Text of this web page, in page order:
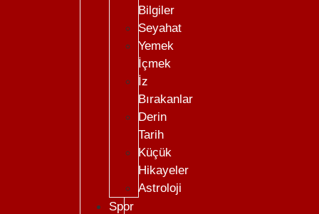
Bilgiler
Seyahat
Yemek
İçmek
İz
Bırakanlar
Derin
Tarih
Küçük
Hikayeler
Astroloji
Spor